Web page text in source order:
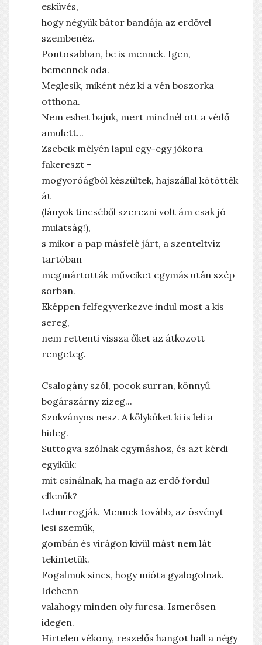
esküvés,
hogy négyük bátor bandája az erdővel
szembenéz.
Pontosabban, be is mennek. Igen,
bemennek oda.
Meglesik, miként néz ki a vén boszorka
otthona.
Nem eshet bajuk, mert mindnél ott a védő
amulett...
Zsebeik mélyén lapul egy-egy jókora
fakereszt –
mogyoróágból készültek, hajszállal kötötték
át
(lányok tincséből szerezni volt ám csak jó
mulatság!),
s mikor a pap másfelé járt, a szenteltvíz
tartóban
megmártották műveiket egymás után szép
sorban.
Eképpen felfegyverkezve indul most a kis
sereg,
nem rettenti vissza őket az átkozott
rengeteg.
Csalogány szól, pocok surran, könnyű
bogárszárny zizeg...
Szokványos nesz. A kölyköket ki is leli a
hideg.
Suttogva szólnak egymáshoz, és azt kérdi
egyikük:
mit csinálnak, ha maga az erdő fordul
ellenük?
Lehurrogják. Mennek tovább, az ösvényt
lesi szemük,
gombán és virágon kívül mást nem lát
tekintetük.
Fogalmuk sincs, hogy mióta gyalogolnak.
Idebenn
valahogy minden oly furcsa. Ismerősen
idegen.
Hirtelen vékony, reszelős hangot hall a négy